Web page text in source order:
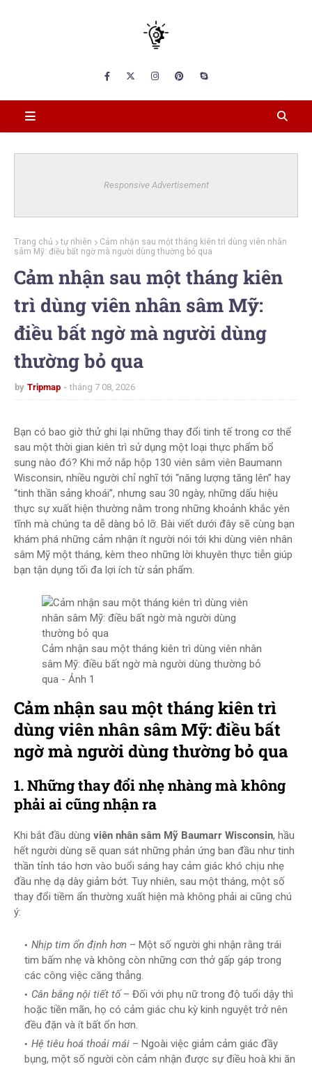
Responsive Advertisement
Trang chủ tự nhiên
Cảm nhận sau một tháng kiên trì dùng viên nhân
sâm Mỹ: điều bất ngờ mà người dùng thường bỏ qua
Cảm nhận sau một tháng kiên
trì dùng viên nhân sâm Mỹ:
điều bất ngờ mà người dùng
thường bỏ qua
by Tripmap tháng 7 08, 2026
Bạn có bao giờ thử ghi lại những thay đổi tinh tế trong cơ thể
sau một thời gian kiên trì sử dụng một loại thực phẩm bổ
sung nào đó? Khi mở nắp hộp 130 viên sâm viên Baumann
Wisconsin, nhiều người chỉ nghĩ tới “năng lượng tăng lên” hay
“tinh thần sảng khoái”, nhưng sau 30 ngày, những dấu hiệu
thực sự xuất hiện thường nằm trong những khoảnh khắc yên
tĩnh mà chúng ta dễ dàng bỏ lỡ. Bài viết dưới đây sẽ cùng bạn
khám phá những cảm nhận ít người nói tới khi dùng viên nhân
sâm Mỹ một tháng, kèm theo những lời khuyên thực tiễn giúp
bạn tận dụng tối đa lợi ích từ sản phẩm.
Cảm nhận sau một tháng kiên trì dùng viên nhân
sâm Mỹ: điều bất ngờ mà người dùng thường bỏ
qua - Ảnh 1
Cảm nhận sau một tháng kiên trì
dùng viên nhân sâm Mỹ: điều bất
ngờ mà người dùng thường bỏ qua
1. Những thay đổi nhẹ nhàng mà không
phải ai cũng nhận ra
Khi bắt đầu dùng viên nhân sâm Mỹ Baumarr Wisconsin, hầu
hết người dùng sẽ quan sát những phản ứng ban đầu như tinh
thần tỉnh táo hơn vào buổi sáng hay cảm giác khó chịu nhẹ
đầu nhẹ dạ dày giảm bớt. Tuy nhiên, sau một tháng, một số
thay đổi tiềm ẩn thường xuất hiện mà không phải ai cũng chú
ý:
Nhịp tim ổn định hơn – Một số người ghi nhận rằng trái
tim bấm nhẹ và không còn những cơn thở gấp gáp trong
các công việc căng thẳng.
Cân bằng nội tiết tố– Đối với phụ nữ trong độ tuổi dậy thì
hoặc tiền mãn, họ có cảm giác chu kỳ kinh nguyệt trở nên
đều đặn và ít bất ổn hơn.
Hệ tiêu hoá thoải mái – Ngoài việc giảm cảm giác đầy
bụng, một số người còn cảm nhận được sự điều hoà khi ăn